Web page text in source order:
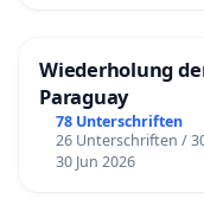
Wiederholung
Paraguay
78 Unterschriften
26 Unterschriften /
30 Jun 2026